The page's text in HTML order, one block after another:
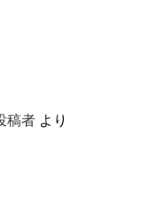
稿者 より